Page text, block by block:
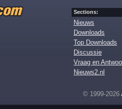
Sections:
Nieuws
Downloads
Top Downloads
Discussie
Vraag en
Nieuws2.nl
© 1999-2026